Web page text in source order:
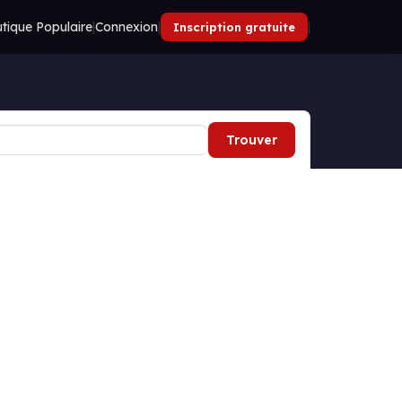
Populaire|Connexion| Inscription gratuite |
Trouver